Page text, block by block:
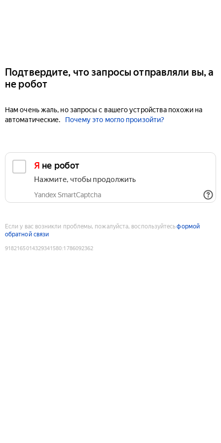
Подтвердите, что запросы отправляли вы, а
не робот
Нам очень жаль, но запросы с вашего устройства похожи на
автоматические.
Почему это могло произойти?
Я не робот
Нажмите, чтобы продолжить
Yandex SmartCaptcha
Если у вас возникли проблемы, пожалуйста, воспользуйтесьформой
обратной связи
9182165014329341580:1786092362